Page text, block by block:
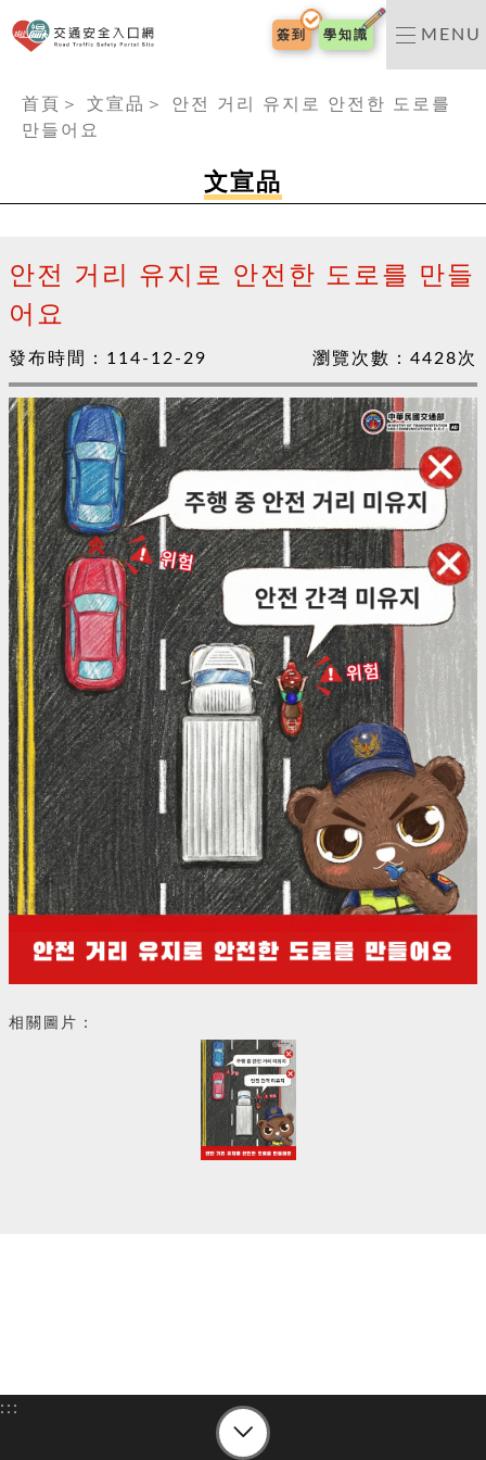
交通安全入口網
簽到 學知識 MENU
首頁 ＞ 文宣品 ＞
안전 거리 유지로 안전한 도로를
만들어요
文宣品
안전 거리 유지로 안전한 도로를 만들
어요
發布時間： 114-12-29 瀏覽次數： 4428次
相關圖片：
:::